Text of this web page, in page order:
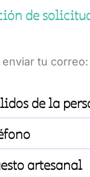
de
tu correo:
de la
artesanal